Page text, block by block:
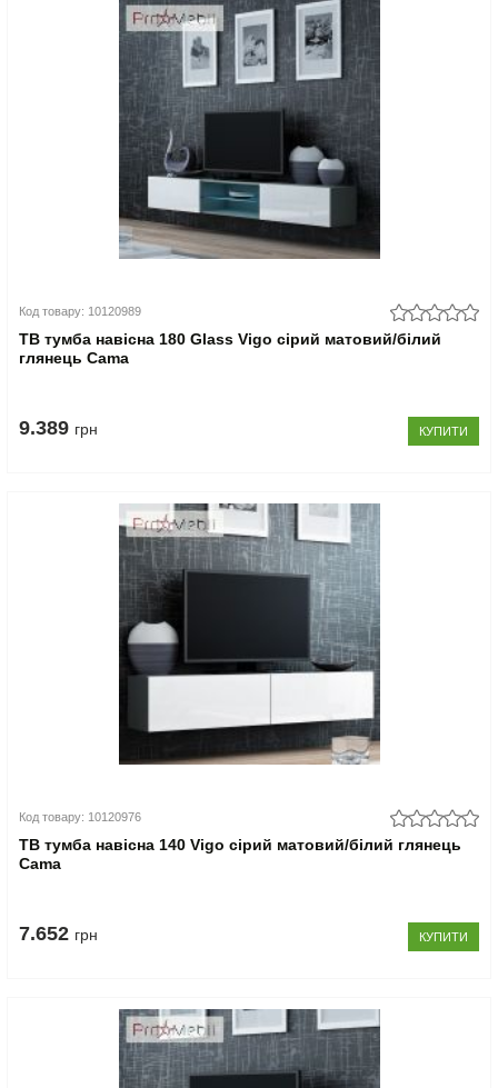
Код товару: 10120989
ТВ тумба навісна 180 Glass Vigo сірий матовий/білий
глянець Cama
9.389 грн КУПИТИ
Код товару: 10120976
ТВ тумба навісна 140 Vigo сірий матовий/білий глянець
Cama
7.652 грн КУПИТИ